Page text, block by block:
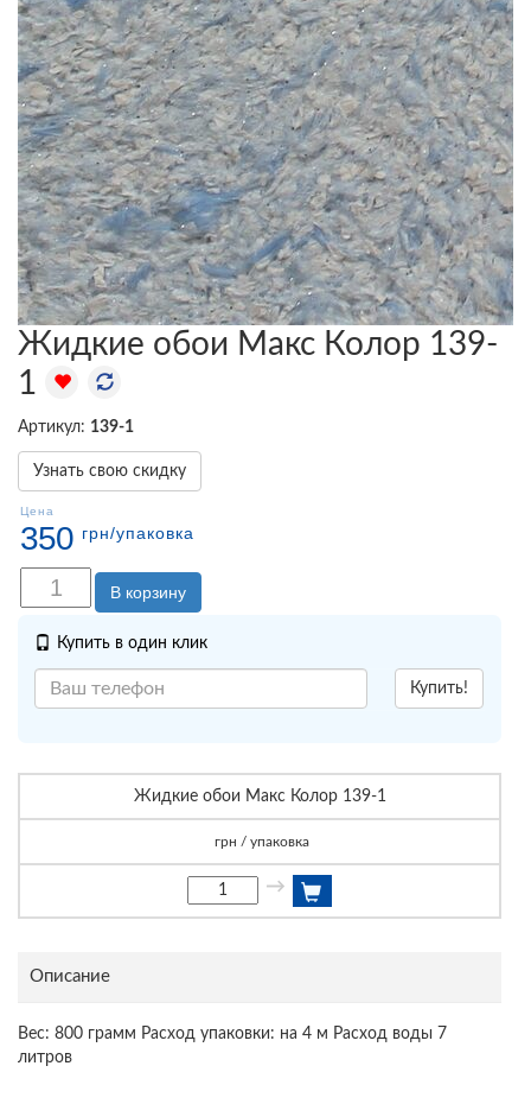
Жидкие обои Макс Колор 139-
1
Артикул: 139-1
Узнать свою скидку
Цена
350 грн/упаковка
В корзину
Купить в один клик
Купить!
Жидкие обои Макс Колор 139-1
грн / упаковка
→
Описание
Вес: 800 грамм Расход упаковки: на 4 м Расход воды 7
литров